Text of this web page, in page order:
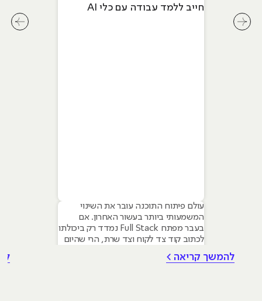
חייב ללמד עבודה עם כלי AI
עולם פיתוח התוכנה עובר את השינוי
המשמעותי ביותר בעשור האחרון. אם
בעבר מפתח Full Stack נמדד רק ביכולתו
לכתוב קוד צד לקוח וצד שרת, הרי שהיום
המשתמשים בבינה מלאכותית כדי להאיץ
להמשך קריאה >
לחץ לחץ לשיקופית קודמת בסליידר מאמרים